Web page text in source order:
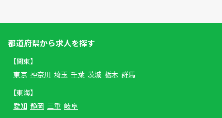
都道府県から求人を探す
【関東】
東京 神奈川 埼玉 千葉 茨城 栃木 群馬
【東海】
愛知 静岡 三重 岐阜